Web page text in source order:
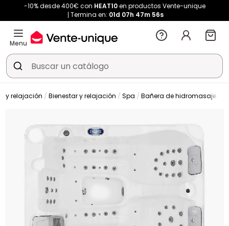
-10% desde 400€ con HEAT10en productos Vente-unique
Termina en: 01d 07h 47m 55s
Menu
y relajación Bienestar y relajación Spa Bañera de hidromasaje de